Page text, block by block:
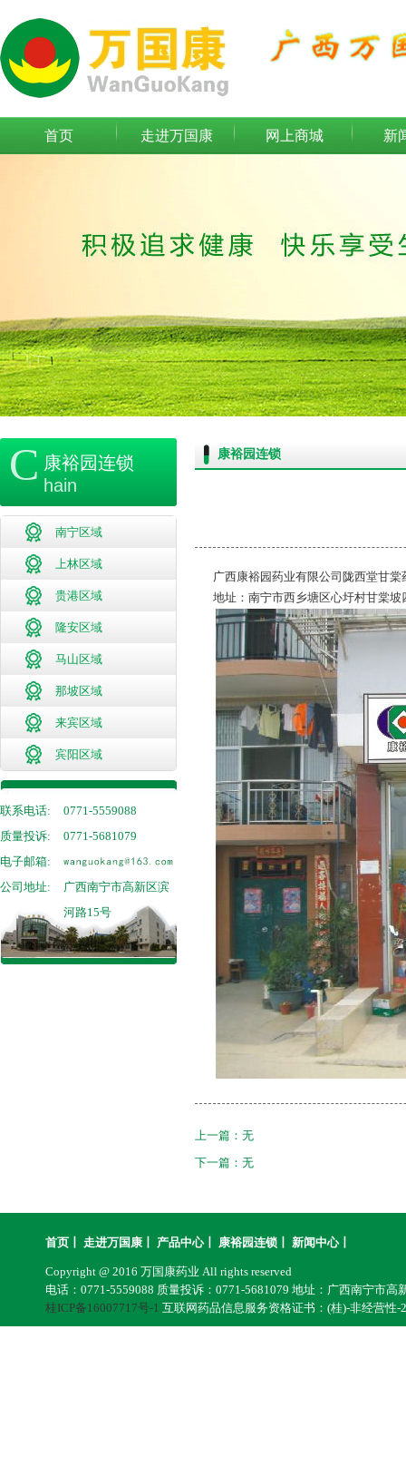
首页 走进万国康 网上商城 新
C 康裕园连锁
hain
南宁区域
上林区域
贵港区域
隆安区域
马山区域
那坡区域
来宾区域
宾阳区域
联系电话:
0771-5559088
质量投诉:
0771-5681079
电子邮箱:
公司地址:
广西南宁市高新区滨
河路15号
康裕园连锁
广西康裕园药业有限公司陇西堂甘棠
地址：南宁市西乡塘区心圩村甘棠坡
上一篇：无
下一篇：无
首页 走进万国康 产品中心丨 康裕园连锁 新闻中心丨
Copyright @ 2016 万国康药业 All rights reserved
电话：0771-5559088 质量投诉：0771-5681079 地址：广西南宁市高
桂ICP备16007717号-1 互联网药品信息服务资格证书：(桂)-非经营性-